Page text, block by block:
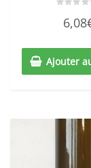
sur
6,08
Ajouter